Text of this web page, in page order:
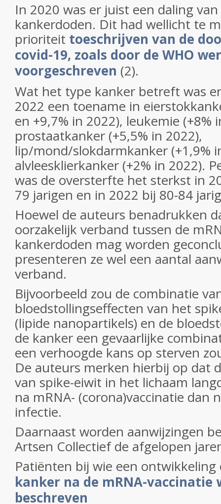
In 2020 was er juist een daling
kankerdoden. Dit had wellicht te
prioriteit toeschrijven van de
covid-19, zoals door de WHO
voorgeschreven (2).
Wat het type kanker betreft was
2022 een toename in
en +9,7% in 2022), leukemie (+8%
prostaatkanker (+5,5% in 2022),
lip/mond/slokdarmkanker (+1,9%
alvleesklierkanker (+2% in 2022).
was de oversterfte het sterkst in
79 jarigen en in 2022 bij 80-84
Hoewel de auteurs benadrukken
oorzakelijk verband tussen de
kankerdoden mag worden
presenteren ze wel een aantal
verband.
Bijvoorbeeld zou de combinatie
bloedstollingseffecten van het
(lipide nanopartikels) en de
de kanker een gevaarlijke
een verhoogde kans op sterven
De auteurs merken hierbij op dat
van spike-eiwit in het lichaam
na mRNA- (corona)vaccinatie dan
infectie.
Daarnaast worden aanwijzingen
Artsen Collectief de afgelopen
Patiënten bij wie een
kanker na de mRNA-vaccinatie
beschreven